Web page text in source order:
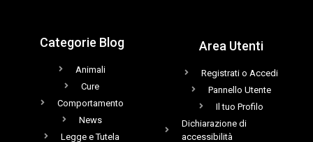
Categorie Blog
Animali
Cure
Comportamento
News
Legge e Tutela
Area Utenti
Registrati o Accedi
Pannello Utente
Il tuo Profilo
Dichiarazione di
accessibilità